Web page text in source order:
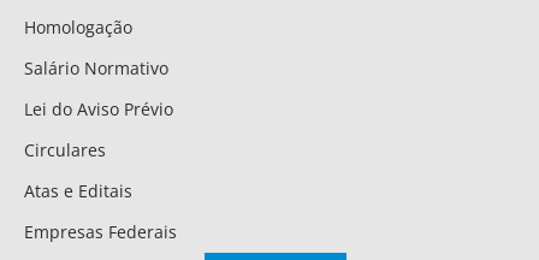
Homologação
Salário Normativo
Lei do Aviso Prévio
Circulares
Atas e Editais
Empresas Federais